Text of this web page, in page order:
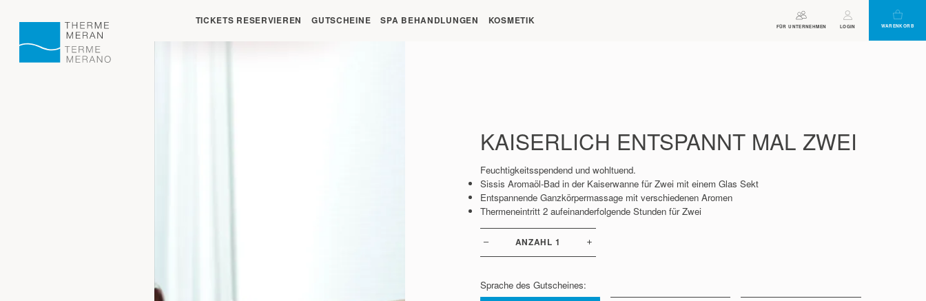
Geschlossen:öffnet um 09:00 Uhr VIRTUELLER GUTSCHEIN WARENKORB
TICKETS RESERVIEREN GUTSCHEINE SPA BEHANDLUNGEN KOSMETIK
FÜR UNTERNEHMEN LOGIN
KAISERLICH ENTSPANNT MAL ZWEI
Feuchtigkeitsspendend und wohltuend.
Sissis Aromaöl-Bad in der Kaiserwanne für Zwei mit einem Glas Sekt
Entspannende Ganzkörpermassage mit verschiedenen Aromen
Thermeneintritt 2 aufeinanderfolgende Stunden für Zwei
ANZAHL 1
Sprache des Gutscheines: